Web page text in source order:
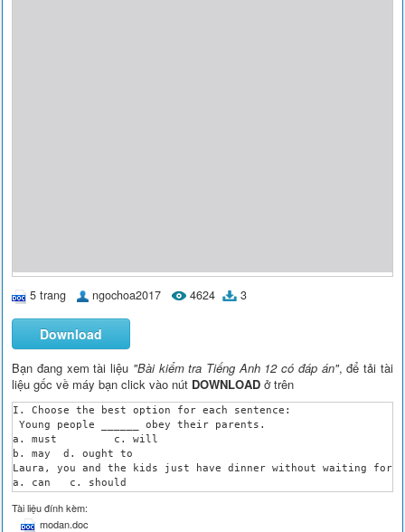
5 trang ngochoa2017 4624 3
Download
Bạn đang xem tài liệu "Bài kiểm tra Tiếng Anh 12 có đáp án", để tải tài
liệu gốc về máy bạn click vào nút DOWNLOAD ở trên
I. Choose the best option for each sentence:
Young people ______ obey their parents.
a. must 	c. will
b. may 	d. ought to
Laura, you and the kids just have dinner without waiting for
a. can 	 c. should
b. may 	 d. would
I ______ be delighted to show you round the factory.
a. ought to 	c. might
Tài liệu đính kèm:
modan.doc